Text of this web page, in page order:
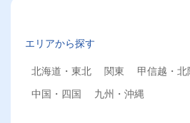
エリアから探す
北海道・東北
関東 甲信越・北
中国・四国
九州・沖縄